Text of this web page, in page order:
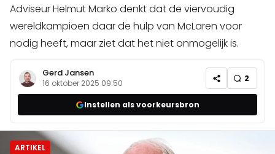
Adviseur Helmut Marko denkt dat de viervoudig
wereldkampioen daar de hulp van McLaren voor
nodig heeft, maar ziet dat het niet onmogelijk is.
Gerd Jansen
16 oktober 2025 09:50 2
Instellen als voorkeursbron
ARTIKEL